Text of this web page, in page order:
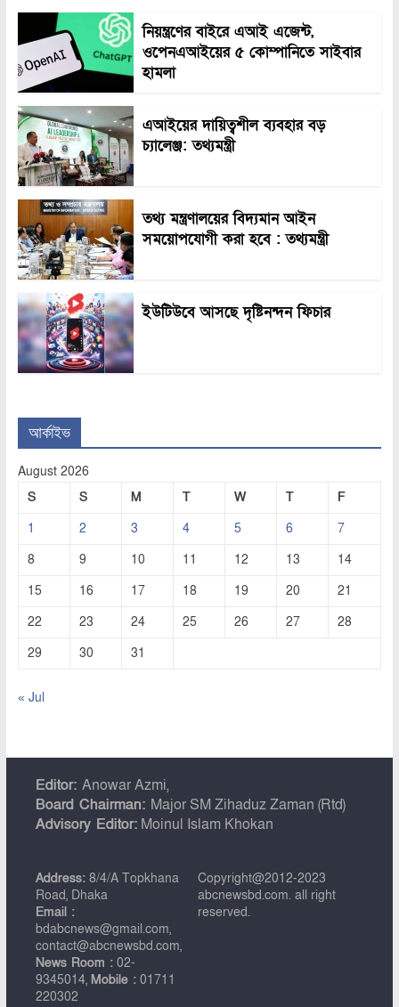
নিয়ন্ত্রণের বাইরে এআই এজেন্ট,
ওপেনএআইয়ের ৫ কোম্পানিতে সাইবার
হামলা
এআইয়ের দায়িত্বশীল ব্যবহার বড়
চ্যালেঞ্জ: তথ্যমন্ত্রী
তথ্য মন্ত্রণালয়ের বিদ্যমান আইন
সময়োপযোগী করা হবে : তথ্যমন্ত্রী
ইউটিউবে আসছে দৃষ্টিনন্দন ফিচার
আর্কাইভ
August 2026
S
S M T W T
F
1
2 3 4 5 6
7
8
9 10 11 12 13
14
15
16 17 18 19 20
21
22
23 24 25 26 27
28
29
30 31
« Jul
Editor: Anowar Azmi,
Board Chairman: Major SM Zihaduz Zaman (Rtd)
Advisory Editor:Moinul Islam Khokan
Address:8/4/A Topkhana
Road, Dhaka
Email :
bdabcnews@gmail.com,
contact@abcnewsbd.com,
News Room :02-
9345014, Mobile :01711
220302
Copyright@2012-2023
abcnewsbd.com. all right
reserved.